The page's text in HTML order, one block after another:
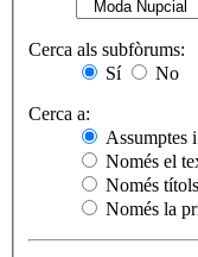
Cerca als subfòrums:
Sí
No
Cerca a:
Assumptes
Només el
Només
Només la